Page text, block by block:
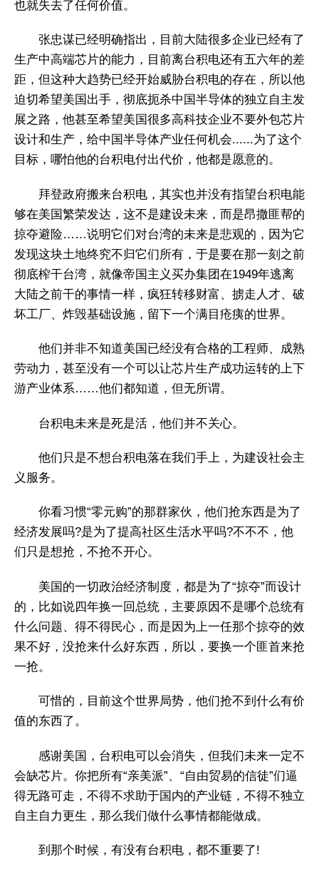
也就失去了任何价值。
张忠谋已经明确指出，目前大陆很多企业已经有了
生产中高端芯片的能力，目前离台积电还有五六年的差
距，但这种大趋势已经开始威胁台积电的存在，所以他
迫切希望美国出手，彻底扼杀中国半导体的独立自主发
展之路，他甚至希望美国很多高科技企业不要外包芯片
设计和生产，给中国半导体产业任何机会......为了这个
目标，哪怕他的台积电付出代价，他都是愿意的。
拜登政府搬来台积电，其实也并没有指望台积电能
够在美国繁荣发达，这不是建设未来，而是昂撒匪帮的
掠夺避险……说明它们对台湾的未来是悲观的，因为它
发现这块土地终究不归它们所有，于是要在那一刻之前
彻底榨干台湾，就像帝国主义买办集团在1949年逃离
大陆之前干的事情一样，疯狂转移财富、掳走人才、破
坏工厂、炸毁基础设施，留下一个满目疮痍的世界。
他们并非不知道美国已经没有合格的工程师、成熟
劳动力，甚至没有一个可以让芯片生产成功运转的上下
游产业体系……他们都知道，但无所谓。
台积电未来是死是活，他们并不关心。
他们只是不想台积电落在我们手上，为建设社会主
义服务。
你看习惯“零元购”的那群家伙，他们抢东西是为了
经济发展吗?是为了提高社区生活水平吗?不不不，他
们只是想抢，不抢不开心。
美国的一切政治经济制度，都是为了“掠夺”而设计
的，比如说四年换一回总统，主要原因不是哪个总统有
什么问题、得不得民心，而是因为上一任那个掠夺的效
果不好，没抢来什么好东西，所以，要换一个匪首来抢
一抢。
可惜的，目前这个世界局势，他们抢不到什么有价
值的东西了。
感谢美国，台积电可以会消失，但我们未来一定不
会缺芯片。你把所有“亲美派”、“自由贸易的信徒”们逼
得无路可走，不得不求助于国内的产业链，不得不独立
自主自力更生，那么我们做什么事情都能做成。
到那个时候，有没有台积电，都不重要了!